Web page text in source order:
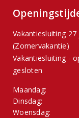
Vakantiesluiting
(Zomervakantie)
Vakantiesluiting -
gesloten
Maandag:
Dinsdag:
Woensdag: